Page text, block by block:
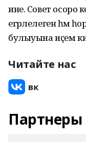
ине. Совет осоро
егәрлелегенә һәм
булыуына иҫем
Читайте нас
Партнеры